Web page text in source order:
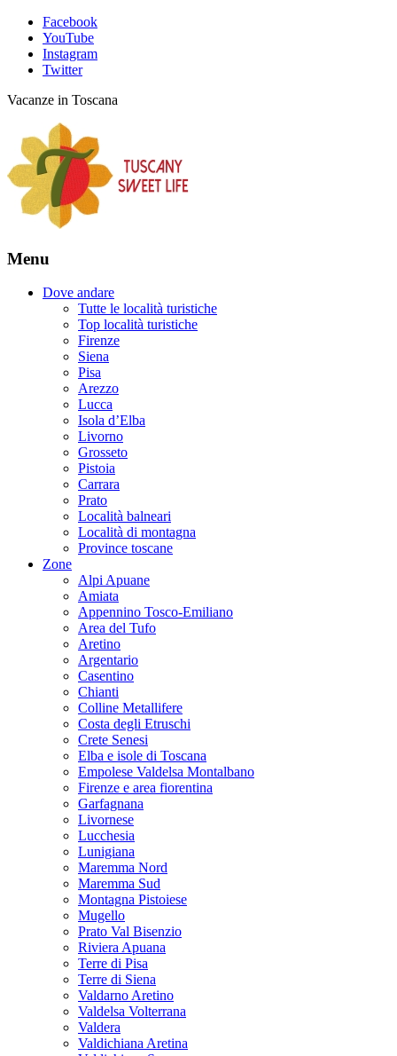
Facebook
YouTube
Instagram
Twitter
Vacanze in Toscana
Menu
Dove andare
Tutte le località turistiche
Top località turistiche
Firenze
Siena
Pisa
Arezzo
Lucca
Isola d’Elba
Livorno
Grosseto
Pistoia
Carrara
Prato
Località balneari
Località di montagna
Province toscane
Zone
Alpi Apuane
Amiata
Appennino Tosco-Emiliano
Area del Tufo
Aretino
Argentario
Casentino
Chianti
Colline Metallifere
Costa degli Etruschi
Crete Senesi
Elba e isole di Toscana
Empolese Valdelsa Montalbano
Firenze e area fiorentina
Garfagnana
Livornese
Lucchesia
Lunigiana
Maremma Nord
Maremma Sud
Montagna Pistoiese
Mugello
Prato Val Bisenzio
Riviera Apuana
Terre di Pisa
Terre di Siena
Valdarno Aretino
Valdelsa Volterrana
Valdera
Valdichiana Aretina